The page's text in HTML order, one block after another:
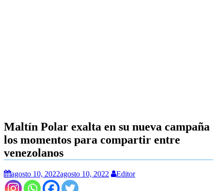
Maltín Polar exalta en su nueva campaña
los momentos para compartir entre
venezolanos
agosto 10, 2022agosto 10, 2022 Editor